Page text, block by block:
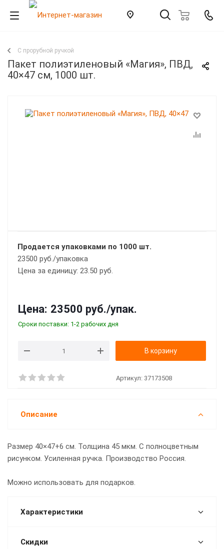
С прорубной ручкой
Пакет полиэтиленовый «Магия», ПВД,
40×47 см, 1000 шт.
Продается упаковками по 1000 шт.
23500 руб./упаковка
Цена за единицу: 23.50 руб.
Цена: 23500 руб./упак.
Сроки поставки: 1-2 рабочих дня
В корзину
Артикул: 37173508
Описание
Размер 40×47+6 см. Толщина 45 мкм. С полноцветным
рисунком. Усиленная ручка. Производство Россия.
Можно использовать для подарков.
Характеристики
Скидки